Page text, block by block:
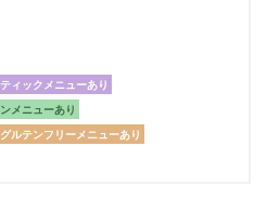
ィックメニューあり
メニューあり
グルテンフリーメニューあり